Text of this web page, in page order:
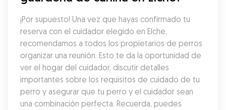
¡Por supuesto! Una vez que hayas confirmado tu
reserva con el cuidador elegido en Elche,
recomendamos a todos los propietarios de perros
organizar una reunión. Esto te da la oportunidad de
ver el hogar del cuidador, discutir detalles
importantes sobre los requisitos de cuidado de tu
perro y asegurar que tu perro y el cuidador sean
una combinación perfecta. Recuerda, puedes